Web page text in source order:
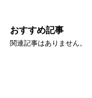
おすすめ記事
関連記事はありません。